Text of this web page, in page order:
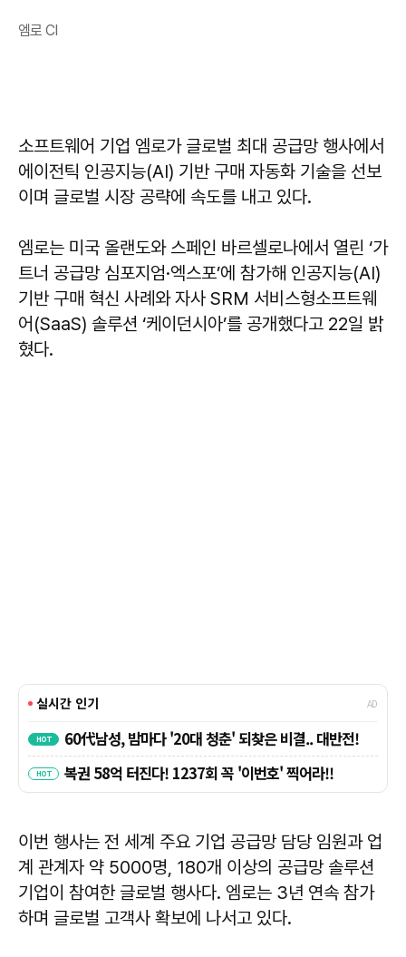
엠로 CI
소프트웨어 기업 엠로가 글로벌 최대 공급망 행사에서
에이전틱 인공지능(AI) 기반 구매 자동화 기술을 선보
이며 글로벌 시장 공략에 속도를 내고 있다.
엠로는 미국 올랜도와 스페인 바르셀로나에서 열린 ‘가
트너 공급망 심포지엄·엑스포’에 참가해 인공지능(AI)
기반 구매 혁신 사례와 자사 SRM 서비스형소프트웨
어(SaaS) 솔루션 ‘케이던시아’를 공개했다고 22일 밝
혔다.
이번 행사는 전 세계 주요 기업 공급망 담당 임원과 업
계 관계자 약 5000명, 180개 이상의 공급망 솔루션
기업이 참여한 글로벌 행사다. 엠로는 3년 연속 참가
하며 글로벌 고객사 확보에 나서고 있다.